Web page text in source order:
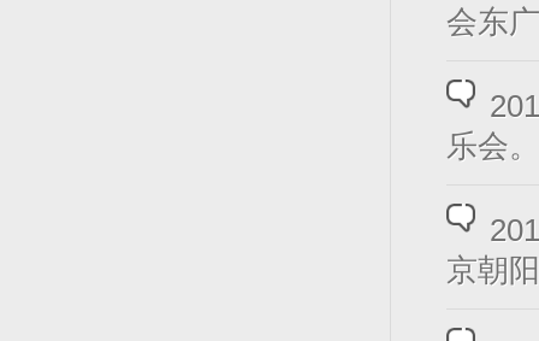
会东
乐会。
京朝